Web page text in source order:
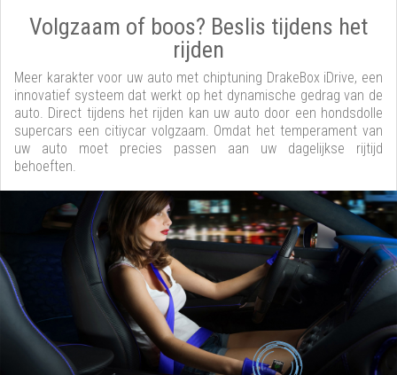
Volgzaam of boos? Beslis tijdens het
rijden
Meer karakter voor uw auto met chiptuning DrakeBox iDrive, een
innovatief systeem dat werkt op het dynamische gedrag van de
auto. Direct tijdens het rijden kan uw auto door een hondsdolle
supercars een citiycar volgzaam. Omdat het temperament van
uw auto moet precies passen aan uw dagelijkse rijtijd
behoeften.